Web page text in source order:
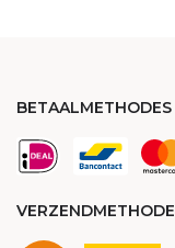
BETAALMETHODES
VERZENDMETHODE